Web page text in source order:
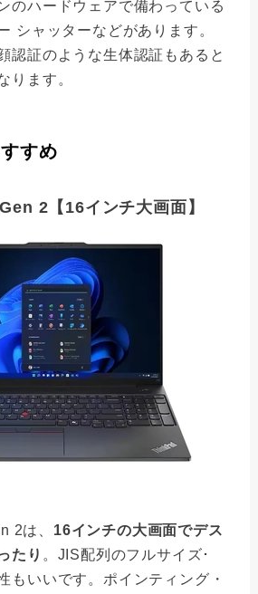
のハードウェアで備わっている
シャッターなどがあります。
認証のような生体認証もあると
ります。
すめ
2【16インチ大画面】
2は、 16インチの大画面でデス
たり 。JIS配列のフルサイズ･
もいいです。ポインティング・